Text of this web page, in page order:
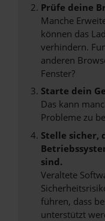
Prüfe deine
Manche
können das
verhindern.
anderen
Fenster?
Starte dein
Das kann
Probleme zu
Stelle sicher,
sind.
Veraltete
führen, dass
unterstützt